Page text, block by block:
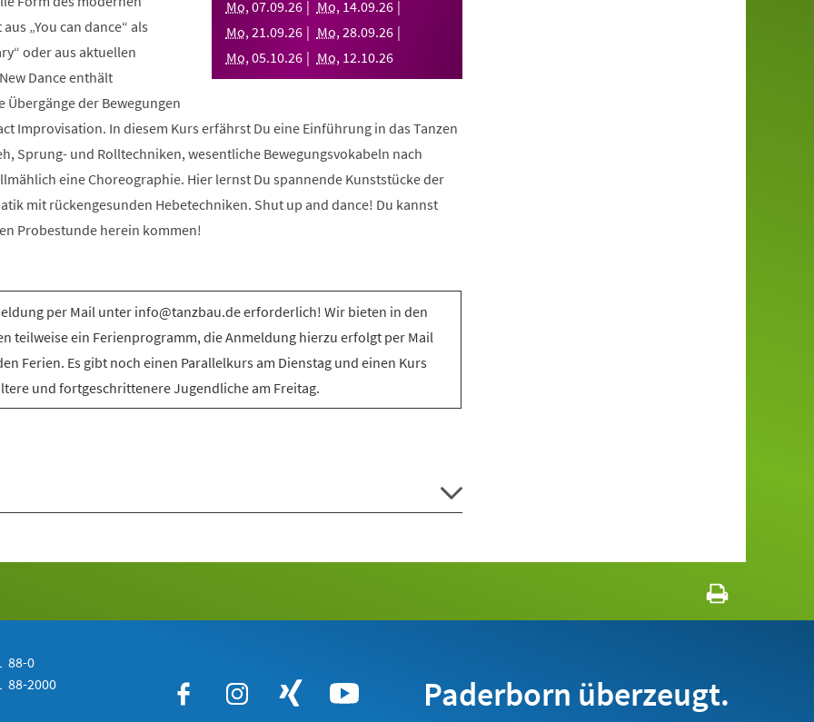
Mo,07.09.26 Mo, 14.09.26
Mo,21.09.26 Mo,28.09.26
Mo,05.10.26 Mo, 12.10.26
„You can dance“ als
oder aus aktuellen
Dance enthält
der Bewegungen
Improvisation. In diesem Kurs erfährst Du eine Einführung in das Tanzen
Sprung- und Rolltechniken, wesentliche Bewegungsvokabeln nach
eine Choreographie. Hier lernst Du spannende Kunststücke der
mit rückengesunden Hebetechniken. Shut up and dance! Du kannst
Probestunde herein kommen!
per Mail unter info@tanzbau.de erforderlich! Wir bieten in den
teilweise ein Ferienprogramm, die Anmeldung hierzu erfolgt per Mail
Ferien. Es gibt noch einen Parallelkurs am Dienstag und einen Kurs
und fortgeschrittenere Jugendliche am Freitag.
88-0
88-2000 Paderborn überzeugt.